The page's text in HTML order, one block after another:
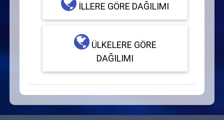
İLLERE GÖRE DAĞILIMI
ÜLKELERE GÖRE
DAĞILIMI